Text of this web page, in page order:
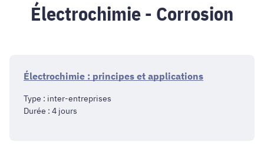
Électrochimie - Corrosion
Électrochimie : principes et applications
Type : inter-entreprises
Durée : 4 jours